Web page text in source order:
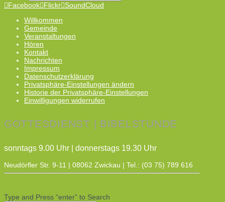
Facebook Flickr SoundCloud
Willkommen
Gemeinde
Veranstaltungen
Hören
Kontakt
Nachrichten
Impressum
Datenschutzerklärung
Privatsphäre-Einstellungen ändern
Historie der Privatsphäre-Einstellungen
Einwilligungen widerrufen
GOTTESDIENST | BIBELSTUNDE
sonntags 9.00 Uhr | donnerstags 19.30 Uhr
Neudörfler Str. 9-11 | 08062 Zwickau | Tel.: (03 75) 789 616
Type and Press “enter” to Search